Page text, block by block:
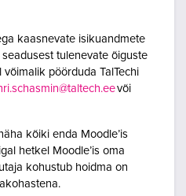
kaasnevate isikuandmete
tulenevate õiguste
pöörduda TalTechi
või
kõiki enda Moodle’is
hetkel Moodle’is oma
kohustub hoidma on